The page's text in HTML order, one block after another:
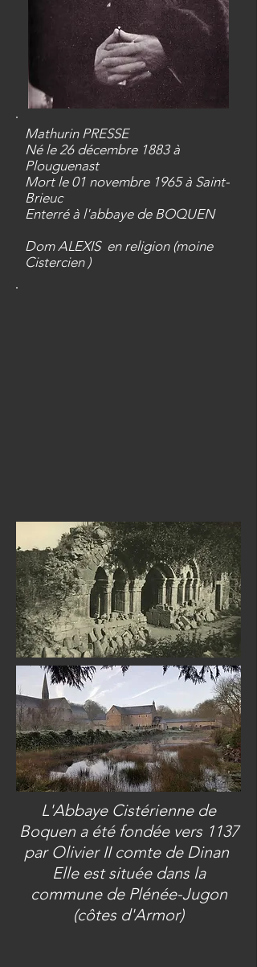
Mathurin PRESSE
Né le 26 décembre 1883 à
Plouguenast
Mort le 01 novembre 1965 à Saint-
Brieuc
Enterré à l'abbaye de BOQUEN
Dom ALEXIS en religion (moine
Cistercien )
L'Abbaye Cistérienne de
Boquen a été fondée vers 1137
par Olivier II comte de Dinan
Elle est située dans la
commune de Plénée-Jugon
(côtes d'Armor)